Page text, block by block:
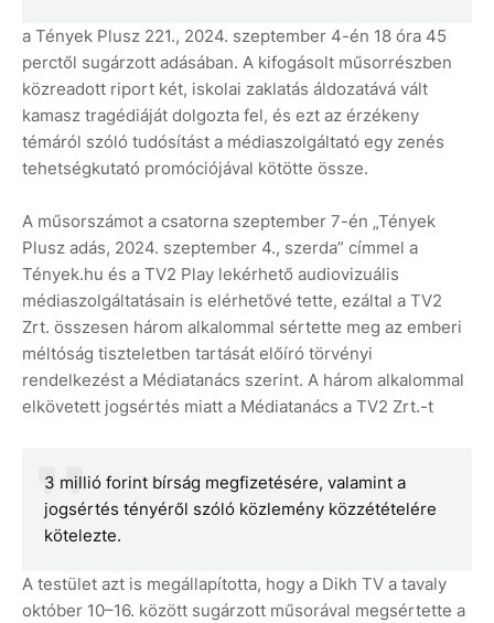
a Tények Plusz 221., 2024. szeptember 4-én 18 óra 45
perctől sugárzott adásában. A kifogásolt műsorrészben
közreadott riport két, iskolai zaklatás áldozatává vált
kamasz tragédiáját dolgozta fel, és ezt az érzékeny
témáról szóló tudósítást a médiaszolgáltató egy zenés
tehetségkutató promóciójával kötötte össze.
A műsorszámot a csatorna szeptember 7-én „Tények
Plusz adás, 2024. szeptember 4., szerda” címmel a
Tények.hu és a TV2 Play lekérhető audiovizuális
médiaszolgáltatásain is elérhetővé tette, ezáltal a TV2
Zrt. összesen három alkalommal sértette meg az emberi
méltóság tiszteletben tartását előíró törvényi
rendelkezést a Médiatanács szerint. A három alkalommal
elkövetett jogsértés miatt a Médiatanács a TV2 Zrt.-t
3 millió forint bírság megfizetésére, valamint a
jogsértés tényéről szóló közlemény közzétételére
kötelezte.
A testület azt is megállapította, hogy a Dikh TV a tavaly
október 10–16. között sugárzott műsorával megsértette a